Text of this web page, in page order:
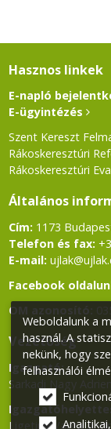
Hasznos linkek
E-napló
E-ügyintézés
Szent Kereszt
Rákoskeresztúri
Rákoskeresztúri
Általános
Cím: 1173
Telefon és fax:
E-mail:
Facebook
OM azonosító:
Vezetőség
Igazgató:
Sarkadi Nagy Adrien
Ligetiné Varga
Weboldalunk a
használ. A
nekünk, hogy
felhasználói